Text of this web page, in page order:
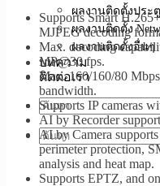
ผลงานติดตั้งประ
ผลงานติดตั้ง
ผลงานติดตั้งอื่นๆ
บทความ
ติดต่อเรา
Supports Smart
MJPEG decoding
Max. decoding
MP@30 fps.
Max. 160/160/80
bandwidth.
Supports IP cameras
AI by Recorder
AI by Camera
perimeter protection,
analysis and heat map.
Supports EPTZ, and